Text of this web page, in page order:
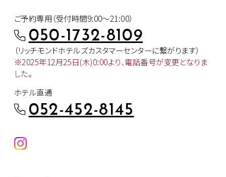
ご予約専用（受付時間9:00～21:00）
050-1732-8109
（リッチモンドホテルズカスタマーセンターに繋がります）
※2025年12月25日(木)0:00より、電話番号が変更となりま
した。
ホテル直通
052-452-8145